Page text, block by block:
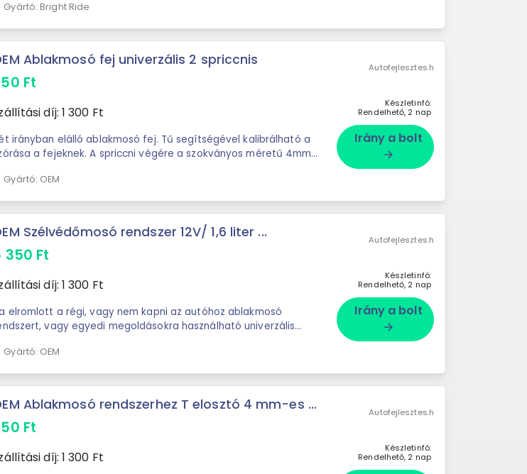
Gyártó: Bright Ride
Ablakmosó fej univerzális 2 spriccnis
Ft
díj: 1 300 Ft
irányban elálló ablakmosó fej. Tű segítségével kalibrálható a
a fejeknek. A spriccni végére a szokványos méretű 4mm-
Gyártó: OEM
Autofejlesztes.h
Készletinfó:
Rendelhető, 2 nap
Irány a bolt
arrow_forward
Szélvédőmosó rendszer 12V/ 1,6 liter ...
350 Ft
díj: 1 300 Ft
elromlott a régi, vagy nem kapni az autóhoz ablakmosó
vagy egyedi megoldásokra használható univerzális
Gyártó: OEM
Autofejlesztes.h
Készletinfó:
Rendelhető, 2 nap
Irány a bolt
arrow_forward
Ablakmosó rendszerhez T elosztó 4 mm-es ...
Ft
díj: 1 300 Ft
Autofejlesztes.h
Készletinfó:
Rendelhető, 2 nap